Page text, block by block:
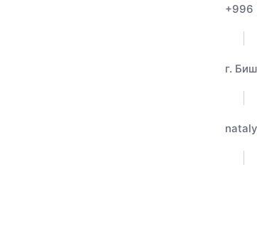
+996
г.